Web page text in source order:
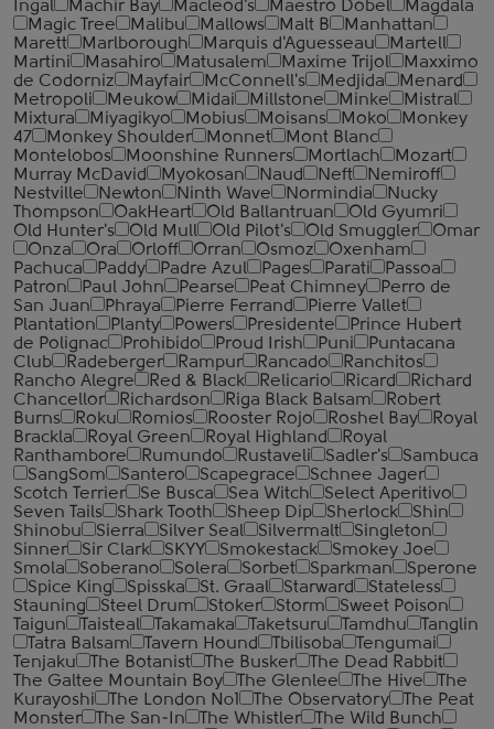
Ingal
Machir Bay Macleod's Maestro Dobel
Magdala
Magic Tree
Malibu Mallows Malt B
Manhattan
Marett
Marlborough Marquis d'Aguesseau
Martell
Martini
Masahiro Matusalem Maxime Trijol
Maxximo
de Codorniz
Mayfair McConnell's Medjida
Menard
Metropoli
Meukow Midai Millstone Minke
Mistral
Mixtura
Miyagikyo Mobius Moisans Moko
Monkey
47
Monkey Shoulder Monnet
Mont Blanc
Montelobos
Moonshine Runners Mortlach
Mozart
Murray McDavid
Myokosan Naud Neft
Nemiroff
Nestville
Newton Ninth Wave Normindia
Nucky
Thompson
OakHeart Old Ballantruan
Old Gyumri
Old Hunter's
Old Mull Old Pilot's Old Smuggler
Omar
Onza
Ora Orloff Orran Osmoz
Oxenham
Pachuca
Paddy Padre Azul Pages Parati
Passoa
Patron
Paul John Pearse Peat Chimney
Perro de
San Juan
Phraya Pierre Ferrand
Pierre Vallet
Plantation
Planty Powers Presidente
Prince Hubert
de Polignac
Prohibido Proud Irish Puni
Puntacana
Club
Radeberger Rampur Rancado
Ranchitos
Rancho Alegre
Red & Black Relicario Ricard
Richard
Chancellor
Richardson Riga Black Balsam
Robert
Burns
Roku Romios Rooster Rojo Roshel Bay
Royal
Brackla
Royal Green Royal Highland
Royal
Ranthambore
Rumundo Rustaveli Sadler's
Sambuca
SangSom
Santero Scapegrace
Schnee Jager
Scotch Terrier
Se Busca Sea Witch
Select Aperitivo
Seven Tails
Shark Tooth Sheep Dip Sherlock
Shin
Shinobu
Sierra Silver Seal Silvermalt
Singleton
Sinner
Sir Clark SKYY Smokestack
Smokey Joe
Smola
Soberano Solera Sorbet Sparkman
Sperone
Spice King
Spisska St. Graal Starward
Stateless
Stauning
Steel Drum Stoker Storm
Sweet Poison
Taigun
Taisteal Takamaka Taketsuru Tamdhu
Tanglin
Tatra Balsam
Tavern Hound Tbilisoba
Tengumai
Tenjaku
The Botanist The Busker
The Dead Rabbit
The Galtee Mountain Boy
The Glenlee The Hive
The
Kurayoshi
The London №1 The Observatory
The Peat
Monster
The San-In The Whistler
The Wild Bunch